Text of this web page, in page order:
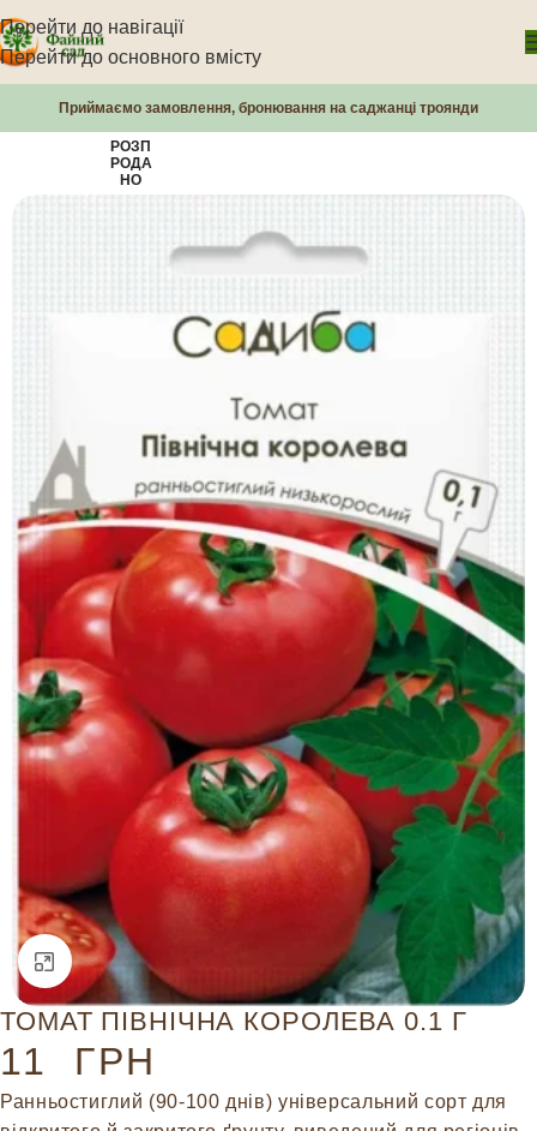
Перейти до навігації
Перейти до основного вмісту
Приймаємо замовлення, бронювання на саджанці троянди
РОЗП
РОДА
НО
Натисніть, щоб збільшити
ТОМАТ ПІВНІЧНА КОРОЛЕВА 0.1 Г
11 ГРН
Ранньостиглий (90-100 днів) універсальний сорт для